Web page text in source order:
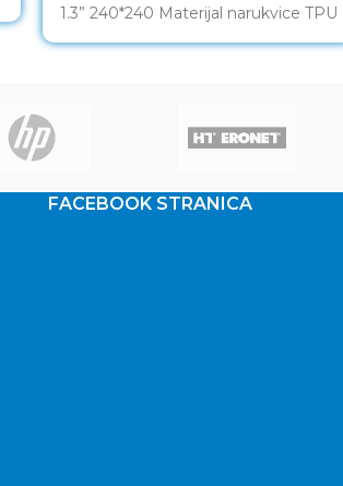
1.3” 240*240 Materijal narukvice TPU
FACEBOOK STRANICA